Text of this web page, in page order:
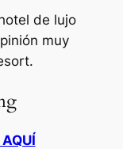
de lujo
muy